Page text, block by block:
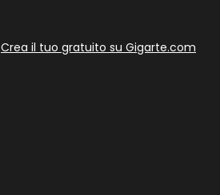
Crea il tuo gratuito su Gigarte.com